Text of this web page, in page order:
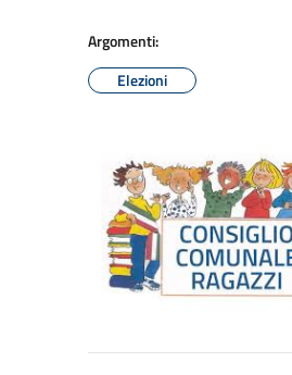
Argomenti:
Elezioni